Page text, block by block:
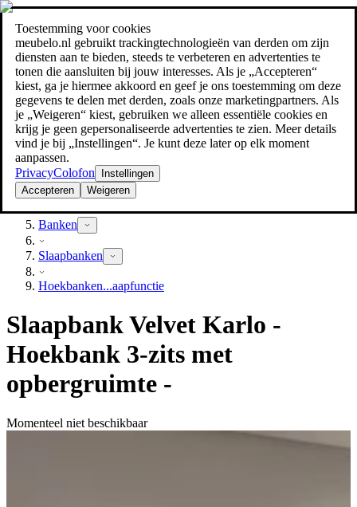
Toestemming voor cookies
meubelo.nl gebruikt trackingtechnologieën van derden om zijn
diensten aan te bieden, steeds te verbeteren en advertenties te
tonen die aansluiten bij jouw interesses. Als je „Accepteren“
kiest, ga je hiermee akkoord en geef je ons toestemming om deze
gegevens te delen met derden, zoals onze marketingpartners. Als
je „Weigeren“ kiest, gebruiken we alleen essentiële cookies en
krijg je geen gepersonaliseerde advertenties te zien. Meer details
vind je bij „Instellingen“. Je kunt deze later op elk moment
aanpassen.
PrivacyColofon
Instellingen
Accepteren
Weigeren
Zoeken
meubel jezelf de beste prijs!meubel jezelf de beste prijs!
Woonkamer
Banken
Slaapbanken
Hoekbanken...aapfunctie
Slaapbank Velvet Karlo -
Hoekbank 3-zits met
opbergruimte -
Momenteel niet beschikbaar